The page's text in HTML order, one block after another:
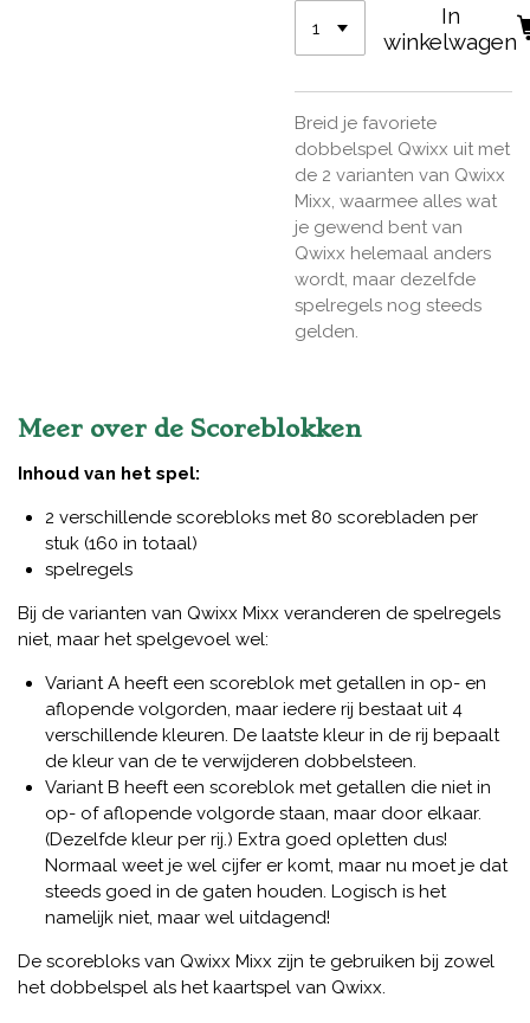
In
winkelwagen
Breid je favoriete
dobbelspel Qwixx uit met
de 2 varianten van Qwixx
Mixx, waarmee alles wat
je gewend bent van
Qwixx helemaal anders
wordt, maar dezelfde
spelregels nog steeds
gelden.
Meer over de Scoreblokken
Inhoud van het spel:
2 verschillende scorebloks met 80 scorebladen per
stuk (160 in totaal)
spelregels
Bij de varianten van Qwixx Mixx veranderen de spelregels
niet, maar het spelgevoel wel:
Variant A heeft een scoreblok met getallen in op- en
aflopende volgorden, maar iedere rij bestaat uit 4
verschillende kleuren. De laatste kleur in de rij bepaalt
de kleur van de te verwijderen dobbelsteen.
Variant B heeft een scoreblok met getallen die niet in
op- of aflopende volgorde staan, maar door elkaar.
(Dezelfde kleur per rij.) Extra goed opletten dus!
Normaal weet je wel cijfer er komt, maar nu moet je dat
steeds goed in de gaten houden. Logisch is het
namelijk niet, maar wel uitdagend!
De scorebloks van Qwixx Mixx zijn te gebruiken bij zowel
het dobbelspel als het kaartspel van Qwixx.